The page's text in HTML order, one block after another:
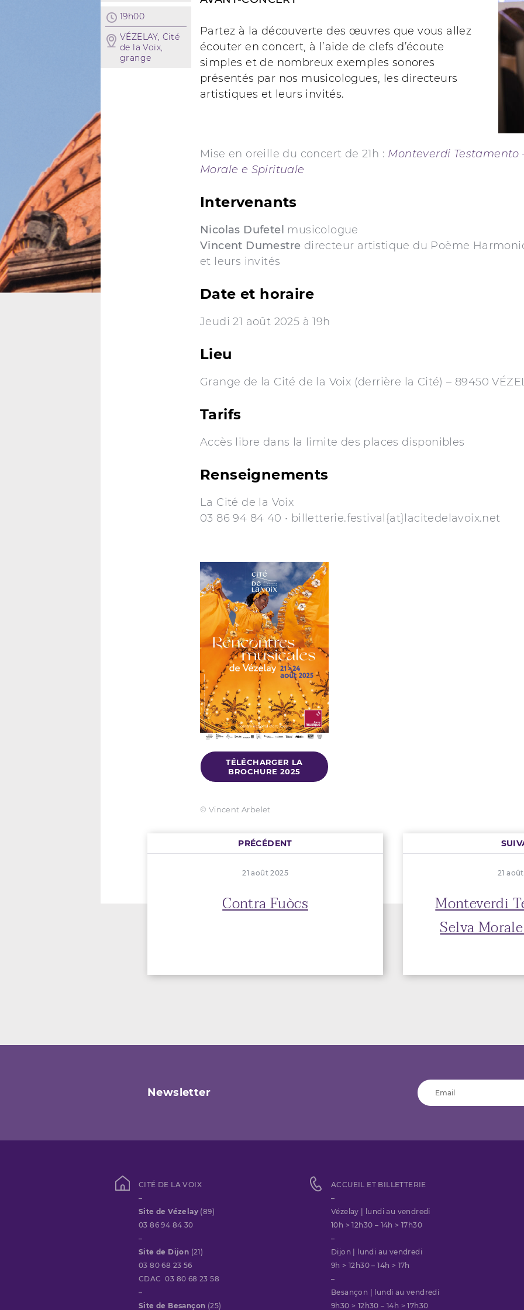
19h00
VÉZELAY, Cité
de la Voix,
grange
Partez à la découverte des œuvres que vous allez
écouter en concert, à l’aide de clefs d’écoute
simples et de nombreux exemples sonores
présentés par nos musicologues, les directeurs
artistiques et leurs invités.
Mise en oreille du concert de 21h : Monteverdi Testamento
Morale e Spirituale
Intervenants
Nicolas Dufetel musicologue
Vincent Dumestre directeur artistique du Poème
et leurs invités
Date et horaire
Jeudi 21 août 2025 à 19h
Lieu
Grange de la Cité de la Voix (derrière la Cité) – 89450
Tarifs
Accès libre dans la limite des places disponibles
Renseignements
La Cité de la Voix
03 86 94 84 40 • billetterie.festival{at}lacitedelavoix.net
TÉLÉCHARGER LA
BROCHURE 2025
© Vincent Arbelet
PRÉCÉDENT
21 août 2025
Contra Fuòcs
21
Monteverdi
Selva
Newsletter
CITÉ DE LA VOIX
–
Site de Vézelay (89)
03 86 94 84 30
–
Site de Dijon (21)
03 80 68 23 56
CDAC 03 80 68 23 58
–
Site de Besançon (25)
ACCUEIL ET BILLETTERIE
–
Vézelay | lundi au vendredi
10h > 12h30 – 14h > 17h30
–
Dijon | lundi au vendredi
9h > 12h30 – 14h > 17h
–
Besançon | lundi au vendredi
9h30 > 12h30 – 14h > 17h30